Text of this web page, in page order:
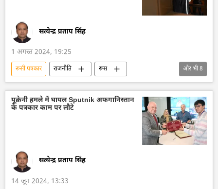
सत्येन्द्र प्रताप सिंह
1 अगस्त 2024, 19:25
रूसी पत्रकार राजनीति
रूस
नागरिक लोग
सामूहिक पश्चिम
जेल की सजा
कैद की सजा
सुरक्षा बल
सुप्रीम कोर्ट
और भी8
यूक्रेनी हमले में घायल Sputnik अफगानिस्तान
के पत्रकार काम पर लौटे
सत्येन्द्र प्रताप सिंह
14 जून 2024, 13:33